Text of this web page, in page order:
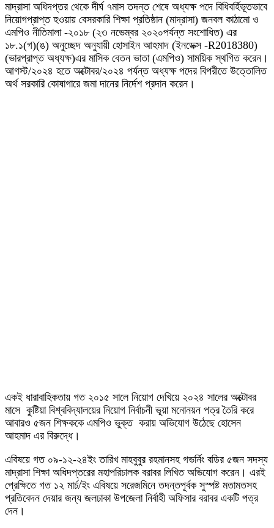
মাদ্রাসা অধিদপ্তর থেকে দীর্ঘ ৭মাস তদন্ত শেষে অধ্যক্ষ পদে বিধিবর্হিভূতভাবে
নিয়োগপ্রাপ্ত হওয়ায় বেসরকারি শিক্ষা প্রতিষ্ঠান (মাদ্রাসা) জনবল কাঠামো ও
এমপিও নীতিমালা -২০১৮ (২৩ নভেম্বর ২০২০পর্যন্ত সংশোধিত) এর
১৮.১(গ)(ঙ) অনুচ্ছেদ অনুযায়ী হোসাইন আহমাদ (ইনডেক্স -R2018380)
(ভারপ্রাপ্ত অধ্যক্ষ)এর মাসিক বেতন ভাতা (এমপিও) সাময়িক স্থগিত করেন।
আগস্ট/২০২৪ হতে অক্টোবর/২০২৪ পর্যন্ত অধ্যক্ষ পদের বিপরীতে উত্তোলিত
অর্থ সরকারি কোষাগারে জমা দানের নির্দেশ প্রদান করেন।
একই ধারাবাহিকতায় গত ২০১৫ সালে নিয়োগ দেখিয়ে ২০২৪ সালের অক্টোবর
মাসে কুষ্টিয়া বিশ্ববিদ্যালয়ের নিয়োগ নির্বাচনী ভূয়া মনোনয়ন পত্র তৈরি করে
আবারও ৫জন শিক্ষককে এমপিও ভুক্ত করায় অভিযোগ উঠেছে হোসেন
আহমাদ এর বিরুদ্ধে।
এবিষয়ে গত ০৯-১২-২৪ইং তারিখ মাহবুবুর রহমানসহ গভর্নিং বডির ৫জন সদস্য
মাদ্রাসা শিক্ষা অধিদপ্তরের মহাপরিচালক বরাবর লিখিত অভিযোগ করেন। এরই
প্রেক্ষিতে গত ১২ মার্চ/ইং এবিষয়ে সরেজমিনে তদন্তপূর্বক সুস্পষ্ট মতামতসহ
প্রতিবেদন দেয়ার জন্য জলঢাকা উপজেলা নির্বাহী অফিসার বরাবর একটি পত্র
দেন।